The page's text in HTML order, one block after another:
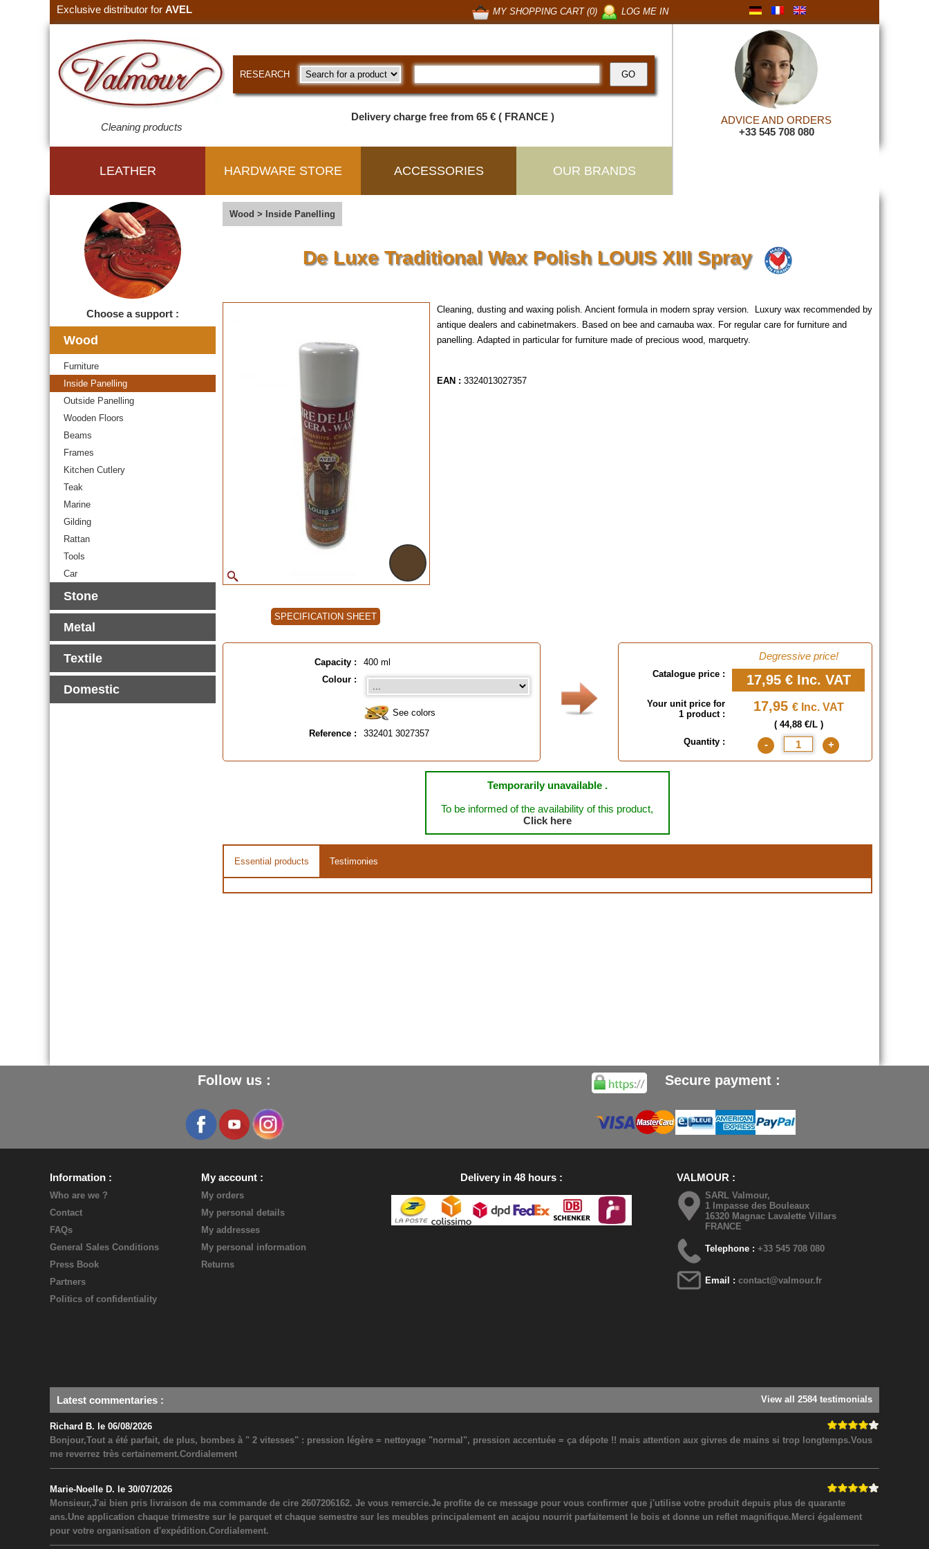
Exclusive distributor for AVEL LOG ME IN
MY SHOPPING CART (0)
Cleaning products
RESEARCH
Delivery charge free from 65 € ( FRANCE )
ADVICE AND ORDERS
+33 545 708 080
LEATHER HARDWARE STORE ACCESSORIES OUR BRANDS
Choose a support :
Wood
Furniture
Inside Panelling
Outside Panelling
Wooden Floors
Beams
Frames
Kitchen Cutlery
Teak
Marine
Gilding
Rattan
Tools
Car
Stone
Metal
Textile
Domestic
Wood > Inside Panelling
De Luxe Traditional Wax Polish LOUIS XIII Spray
SPECIFICATION SHEET
Cleaning, dusting and waxing polish. Ancient formula in modern spray version. Luxury wax recommended by
antique dealers and cabinetmakers. Based on bee and carnauba wax. For regular care for furniture and
panelling. Adapted in particular for furniture made of precious wood, marquetry.
EAN : 3324013027357
Capacity :
400 ml
Colour :
See colors
Reference : 332401 3027357
Degressive price!
Catalogue price : 17,95 € Inc. VAT
Your unit price for
1 product :
17,95 € Inc. VAT
( 44,88 €/L )
Quantity :
- +
Temporarily unavailable .
To be informed of the availability of this product,
Click here
Essential products Testimonies
Follow us : Secure payment :
Information
Who are we ?
Contact
FAQs
General Sales Conditions
Press Book
Partners
Politics of confidentiality
My account
My orders
My personal details
My addresses
My personal information
Returns
Delivery in 48 hours VALMOUR
SARL Valmour,
1 Impasse des Bouleaux
16320 Magnac Lavalette Villars
FRANCE
Telephone :+33 545 708 080
Email :contact@valmour.fr
Latest commentaries : View all 2584 testimonials
Richard B. le 06/08/2026
Bonjour,Tout a été parfait, de plus, bombes à " 2 vitesses" : pression légère = nettoyage "normal", pression accentuée = ça dépote !! mais attention aux givres de mains si trop longtemps.Vous
me reverrez très certainement.Cordialement
Marie-Noelle D. le 30/07/2026
Monsieur,J'ai bien pris livraison de ma commande de cire 2607206162. Je vous remercie.Je profite de ce message pour vous confirmer que j'utilise votre produit depuis plus de quarante
ans.Une application chaque trimestre sur le parquet et chaque semestre sur les meubles principalement en acajou nourrit parfaitement le bois et donne un reflet magnifique.Merci également
pour votre organisation d'expédition.Cordialement.